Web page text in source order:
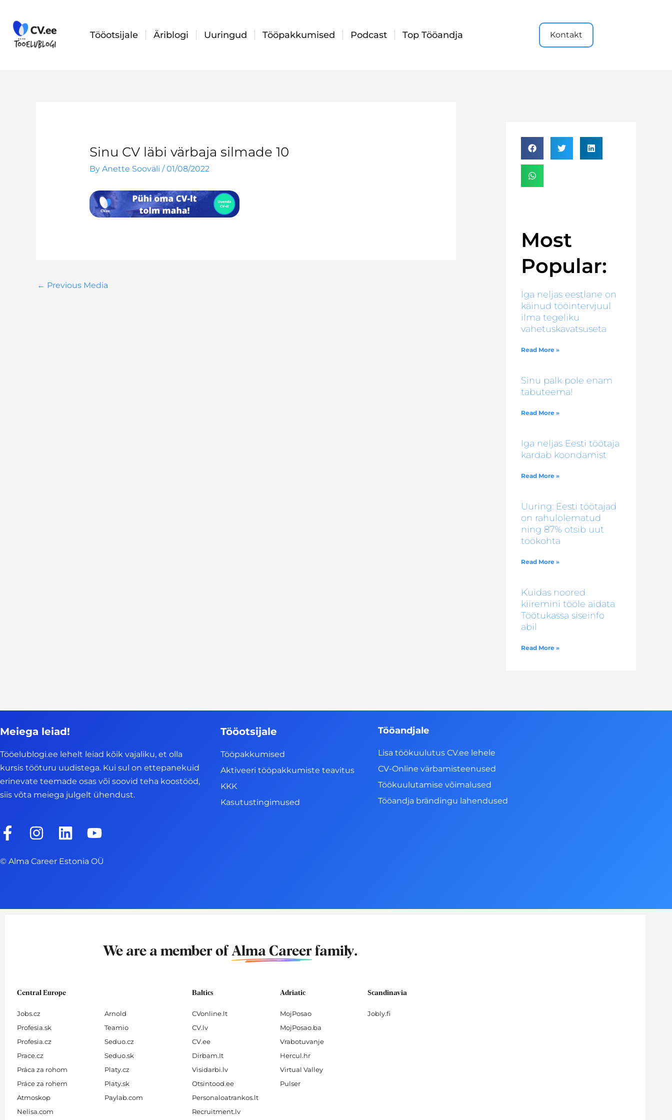
content
Tööotsijale Äriblogi Uuringud Tööpakkumised Podcast Top Tööandja Kontakt
Sinu CV läbi värbaja silmade 10
By Anette Sooväli /01/08/2022
← Previous Media
Most
Popular:
Iga neljas eestlane on
käinud tööintervjuul
ilma tegeliku
vahetuskavatsuseta
Read More »
Sinu palk pole enam
tabuteema!
Read More »
Iga neljas Eesti töötaja
kardab koondamist
Read More »
Uuring: Eesti töötajad
on rahulolematud
ning 87% otsib uut
töökohta
Read More »
Kuidas noored
kiiremini tööle aidata
Töötukassa siseinfo
abil
Read More »
Meiega leiad!
Tööelublogi.ee lehelt leiad kõik vajaliku, et olla
kursis tööturu uudistega. Kui sul on ettepanekuid
erinevate teemade osas või soovid teha koostööd,
siis võta meiega julgelt ühendust.
F
c
o
I
s
g
L
n
d
Y
u
b
© Alma Career Estonia OÜ
Tööotsijale
Tööpakkumised
Aktiveeri tööpakkumiste teavitus
KKK
Kasutustingimused
Tööandjale
Lisa töökuulutus CV.ee lehele
CV-Online värbamisteenused
Töökuulutamise võimalused
Tööandja brändingu lahendused
We are a member of Alma Careerfamily.
Central Europe
Jobs.cz
Profesia.sk
Profesia.cz
Prace.cz
Práca za rohom
Práce za rohem
Atmoskop
Nelisa.com
Arnold
Teamio
Seduo.cz
Seduo.sk
Platy.cz
Platy.sk
Paylab.com
Baltics
CVonline.lt
CV.lv
CV.ee
Dirbam.It
Visidarbi.lv
Otsintood.ee
Personaloatrankos.lt
Recruitment.lv
Adriatic
MojPosao
MojPosao.ba
Vrabotuvanje
Hercul.hr
Virtual Valley
Pulser
Scandinavia
Jobly.fi